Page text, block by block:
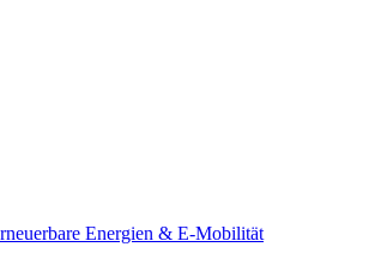
Energien & E-Mobilität